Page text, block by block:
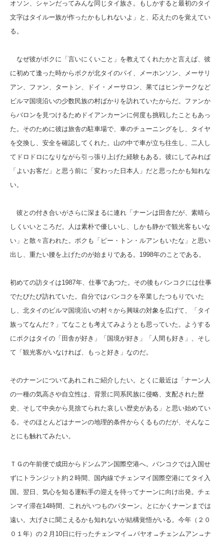
オソン、シャンだってみんな同じタイ族さ。もしかすると最初のタイ
文字はタイルー族が作ったかもしれないよ」と、応えたのを覚えてい
る。
なぜ彼がボクに「言いにくいこと」を教えてくれたかと言えば、彼
に初めて逢った時からボクが北タイのパイ、メーホンソン、メーサリ
アン、ファン、タートン、ドイ・メーサロン、果てはヒンテークなど
ビルマ国境沿いの少数民族の村ばかりを訪れていたからだ。ファンか
らバロンを見つけるためドイアンカーンに何度も挑戦したこともあっ
た。そのために彼は旅舎の駐車場で、車のチューニングをし、タイヤ
を交換し、安全を確認してくれた。山の中で車が立ち往生し、二人し
てドロドロになりながら引っ張り上げた経験もある。彼にしてみれば
「よいお客だ」と思う前に「変わった日本人」だと思ったかも知れな
い。
彼との付き合いがさらに深まるに連れ「ナーンは田舎だが、素晴ら
しくいいところだ。人は素朴で優しいし、しかも静かで観光客もいな
い」と散々言われた。ボクも「ピー・トン・ルアンもいたな」と思い
出し、重たい腰を上げたのが始まりである。1998年のことである。
初めての訪タイは1987年、仕事であつた。その後もバンコクには仕事
でたびたび訪れていた。自分ではバンコクを卒業したつもりでいた
し、北タイのビルマ国境沿いの村々から興味の対象を広げて、「タイ
族ってなんだ？」てなことも考えてみようとも思っていた。ようする
にボクはタイの「田舎が好き」「国境が好き」「人間も好き」、そし
て「観光客がいなければ、もっと好き」なのだ。
そのナーンについてあれこれご紹介したい。とくに最近は「ナーン人
の一種の気高さや自立性は、背景に同系民族に侵略、支配された歴
史、そして中央から見捨てられた哀しい歴史がある」と思い始めてい
る。そのほとんどはナーンの地理的条件からくるものだが、そんなこ
とにも触れてみたい。
ＴＧの午前便で成田からドンムアン国際空港へ。バンコクでは入国せ
ずにトランジット約２時間、国内線でチェンマイ国際空港にてタイ入
国。翌日、気心を知る運転手の迎えを待ってナーンに向け出発。チェ
ンマイ滞在14時間、これがいつものパターン。とにかくナーンまでは
遠い。大げさに聞こえるかも知れないが結構覚悟がいる。今年（２０
０１年）の２月10日に行ったチェンマイ→パヤオ→チェンムアン→ナ